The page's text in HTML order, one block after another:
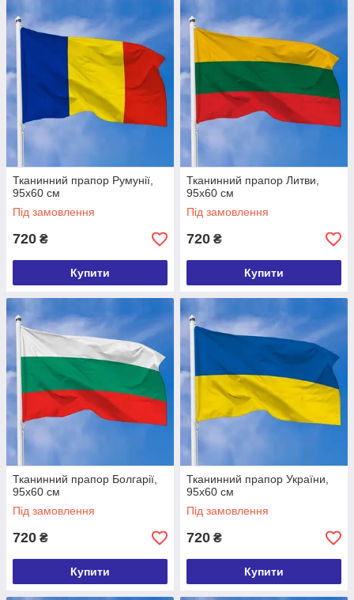
Тканинний прапор Румунії,
95х60 см
Під замовлення
720 ₴
Купити
Тканинний прапор Литви,
95х60 см
Під замовлення
720 ₴
Купити
Тканинний прапор Болгарії,
95х60 см
Під замовлення
720 ₴
Купити
Тканинний прапор України,
95х60 см
Під замовлення
720 ₴
Купити